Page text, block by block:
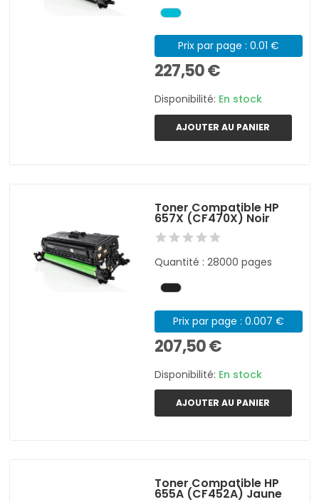
Prix par page : 0.01 €
227,50 €
Disponibilité: En stock
AJOUTER AU PANIER
Toner Compatible HP
657X (CF470X) Noir
Quantité : 28000 pages
Prix par page : 0.007 €
207,50 €
Disponibilité: En stock
AJOUTER AU PANIER
Toner Compatible HP
655A (CF452A) Jaune